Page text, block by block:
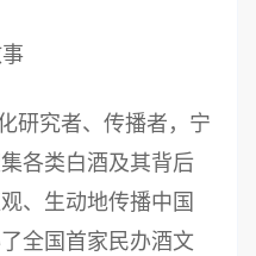
研究者、传播者，宁
各类白酒及其背后
、生动地传播中国
全国首家民办酒文